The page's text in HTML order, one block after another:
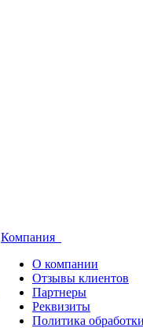
Компания
О компании
Отзывы клиентов
Партнеры
Реквизиты
Политика